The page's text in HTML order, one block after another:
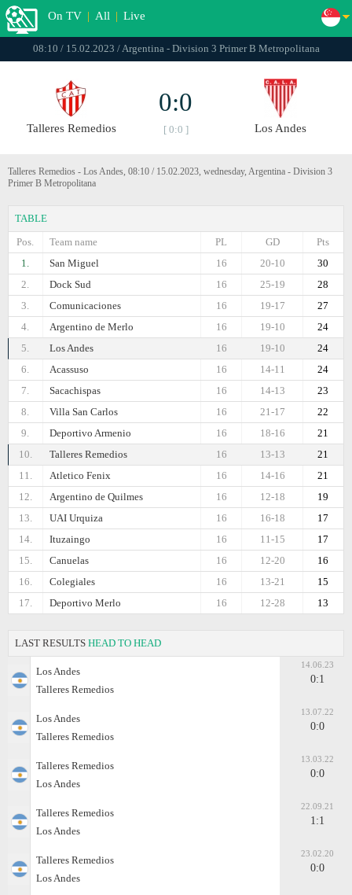
On TV | All | Live
08:10 / 15.02.2023 / Argentina - Division 3 Primer B Metropolitana
Talleres Remedios
0:0
[ 0:0 ] Los Andes
Talleres Remedios - Los Andes, 08:10 / 15.02.2023, wednesday, Argentina - Division 3
Primer B Metropolitana
TABLE
Pos.
Team name Pts
GD
PL
1.
San Miguel 30
20-10
16
2.
Dock Sud 28
25-19
16
3.
Comunicaciones 27
19-17
16
4.
Argentino de Merlo 24
19-10
16
5.
Los Andes 24
19-10
16
6.
Acassuso 24
14-11
16
7.
Sacachispas 23
14-13
16
8.
Villa San Carlos 22
21-17
16
9.
Deportivo Armenio 21
18-16
16
10.
Talleres Remedios 21
13-13
16
11.
Atletico Fenix 21
14-16
16
12.
Argentino de Quilmes 19
12-18
16
13.
UAI Urquiza 17
16-18
16
14.
Ituzaingo 17
11-15
16
15.
Canuelas 16
12-20
16
16.
Colegiales 15
13-21
16
17.
Deportivo Merlo 13
12-28
16
LAST RESULTS HEAD TO HEAD
Los Andes
Talleres Remedios
14.06.23
0:1
Los Andes
Talleres Remedios
13.07.22
0:0
Talleres Remedios
Los Andes
13.03.22
0:0
Talleres Remedios
Los Andes
22.09.21
1:1
Talleres Remedios
Los Andes
23.02.20
0:0